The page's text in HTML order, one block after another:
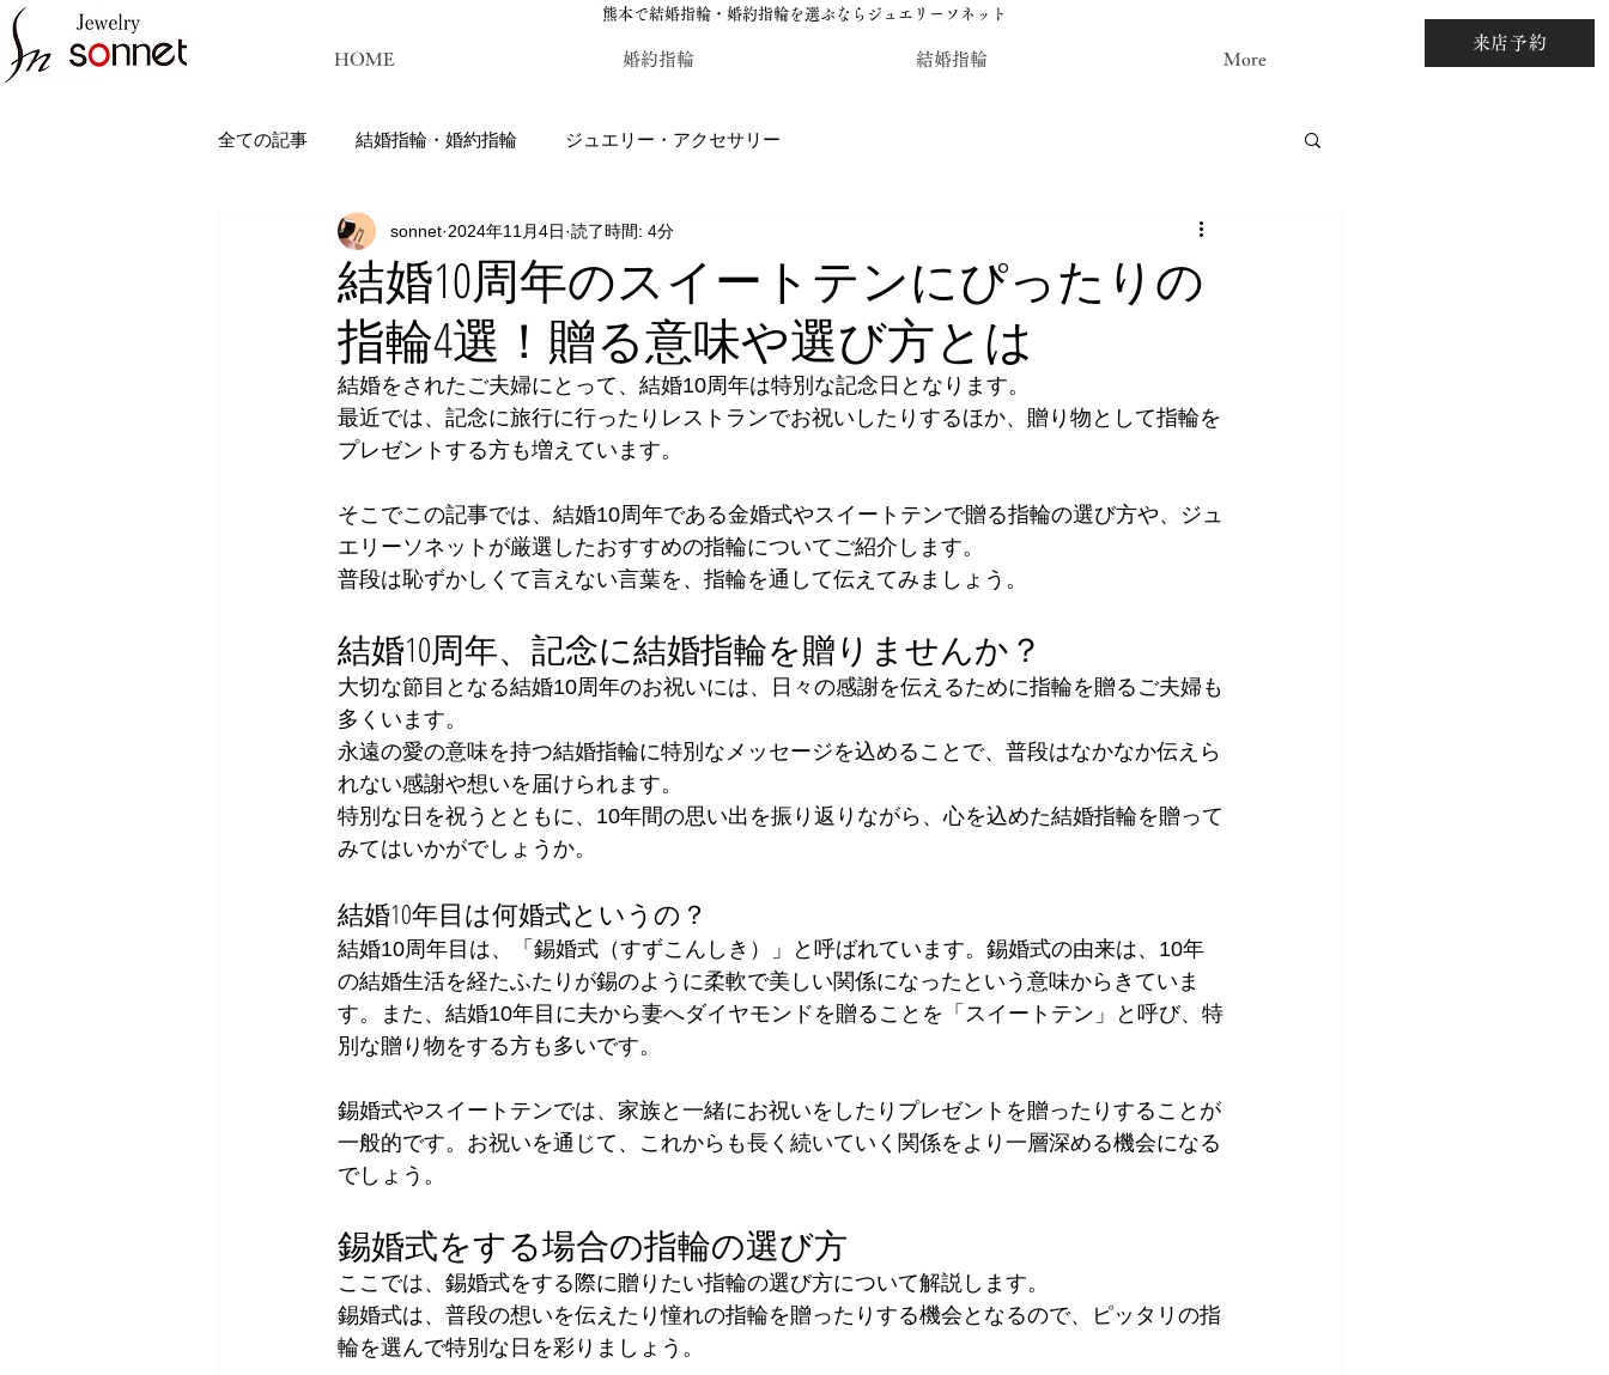
熊本で結婚指輪・婚約指輪を選ぶならジュエリーソネット
HOME 婚約指輪 結婚指輪 More
来店予約
全ての記事 結婚指輪・婚約指輪 ジュエリー・アクセサリー
ジュエリーソネット熊本：結婚指輪・婚約指輪のジュエリーソネット熊本 カラーストーン・レアストーンルース
結婚10周年のスイートテンにぴったりの
指輪4選！贈る意味や選び方とは
sonnet 2024年11月4日 読了時間: 4分
結婚をされたご夫婦にとって、結婚10周年は特別な記念日となります。
最近では、記念に旅行に行ったりレストランでお祝いしたりするほか、贈り物として指輪を
プレゼントする方も増えています。
そこでこの記事では、結婚10周年である金婚式やスイートテンで贈る指輪の選び方や、ジュ
エリーソネットが厳選したおすすめの指輪についてご紹介します。
普段は恥ずかしくて言えない言葉を、指輪を通して伝えてみましょう。
結婚10周年、記念に結婚指輪を贈りませんか？
大切な節目となる結婚10周年のお祝いには、日々の感謝を伝えるために指輪を贈るご夫婦も
多くいます。
永遠の愛の意味を持つ結婚指輪に特別なメッセージを込めることで、普段はなかなか伝えら
れない感謝や想いを届けられます。
特別な日を祝うとともに、10年間の思い出を振り返りながら、心を込めた結婚指輪を贈って
みてはいかがでしょうか。
結婚10年目は何婚式というの？
結婚10周年目は、「錫婚式（すずこんしき）」と呼ばれています。錫婚式の由来は、10年
の結婚生活を経たふたりが錫のように柔軟で美しい関係になったという意味からきていま
す。また、結婚10年目に夫から妻へダイヤモンドを贈ることを「スイートテン」と呼び、特
別な贈り物をする方も多いです。
錫婚式やスイートテンでは、家族と一緒にお祝いをしたりプレゼントを贈ったりすることが
一般的です。お祝いを通じて、これからも長く続いていく関係をより一層深める機会になる
でしょう。
錫婚式をする場合の指輪の選び方
ここでは、錫婚式をする際に贈りたい指輪の選び方について解説します。
錫婚式は、普段の想いを伝えたり憧れの指輪を贈ったりする機会となるので、ピッタリの指
輪を選んで特別な日を彩りましょう。